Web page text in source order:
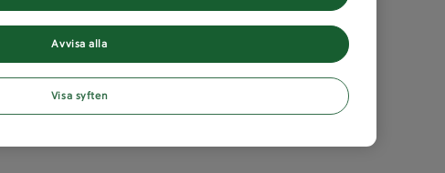
Avvisa alla
Visa syften